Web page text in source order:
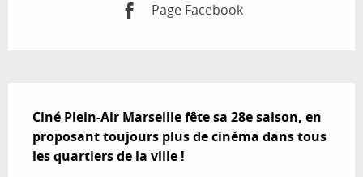
Page Facebook
Ciné Plein-Air Marseille fête sa 28e saison, en
proposant toujours plus de cinéma dans tous
les quartiers de la ville !